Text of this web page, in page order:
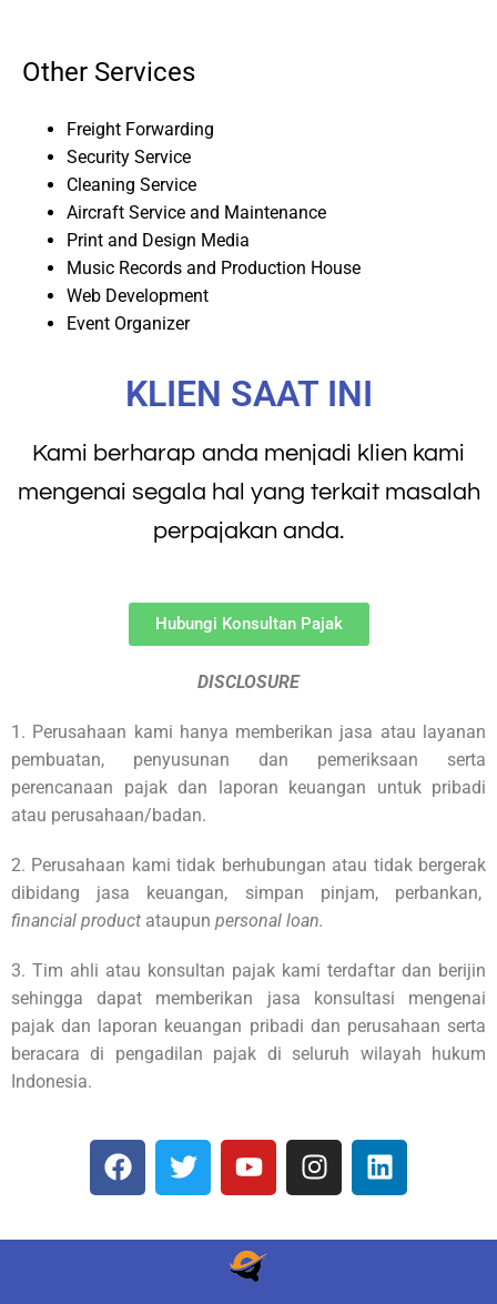
Other Services
Freight Forwarding
Security Service
Cleaning Service
Aircraft Service and Maintenance
Print and Design Media
Music Records and Production House
Web Development
Event Organizer
KLIEN SAAT INI
Kami berharap anda menjadi klien kami
mengenai segala hal yang terkait masalah
perpajakan anda.
Hubungi Konsultan Pajak
DISCLOSURE
1. Perusahaan kami hanya memberikan jasa atau layanan
pembuatan, penyusunan dan pemeriksaan serta
perencanaan pajak dan laporan keuangan untuk pribadi
atau perusahaan/badan.
2. Perusahaan kami tidak berhubungan atau tidak bergerak
dibidang jasa keuangan, simpan pinjam, perbankan,
financial product ataupun personal loan.
3. Tim ahli atau konsultan pajak kami terdaftar dan berijin
sehingga dapat memberikan jasa konsultasi mengenai
pajak dan laporan keuangan pribadi dan perusahaan serta
beracara di pengadilan pajak di seluruh wilayah hukum
Indonesia.